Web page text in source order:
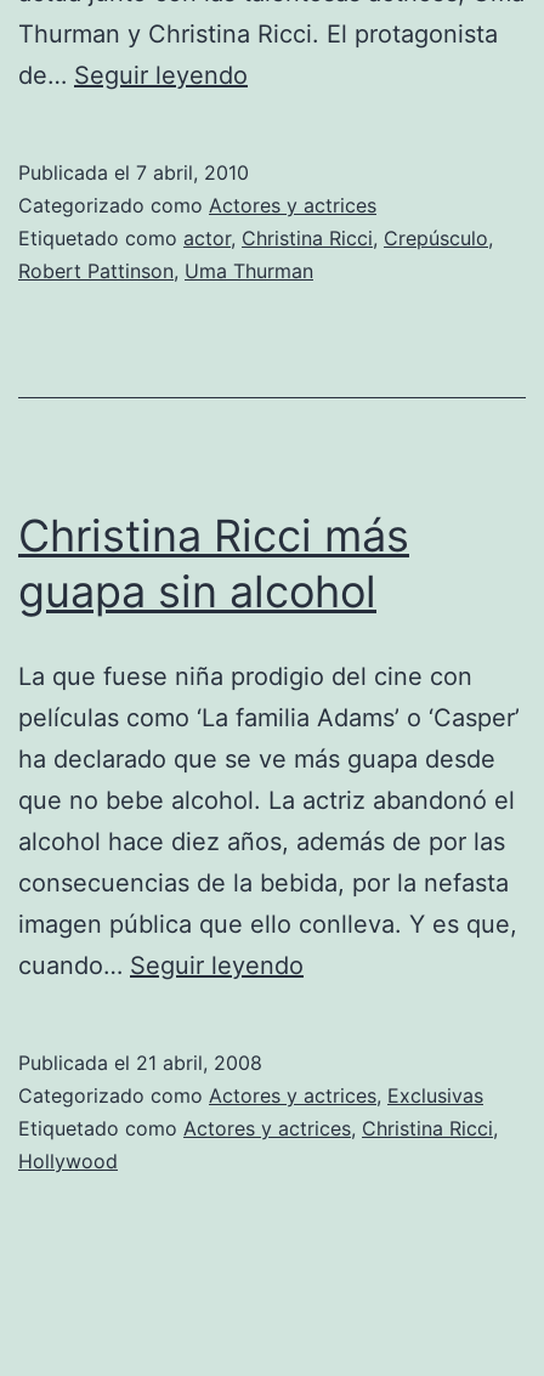
Thurman y Christina Ricci. El protagonista
de… Seguir leyendo
chistera
para
su
Publicada el 7 abril, 2010
Categorizado como Actores y actrices
Etiquetado como actor, Christina Ricci, Crepúsculo,
Robert Pattinson, Uma Thurman
Christina Ricci más
guapa sin alcohol
La que fuese niña prodigio del cine con
películas como ‘La familia Adams’ o ‘Casper’
ha declarado que se ve más guapa desde
que no bebe alcohol. La actriz abandonó el
alcohol hace diez años, además de por las
consecuencias de la bebida, por la nefasta
imagen pública que ello conlleva. Y es que,
cuando… Seguir leyendo
guapa
sin
Publicada el 21 abril, 2008
Categorizado como Actores y actrices, Exclusivas
Etiquetado como Actores y actrices, Christina Ricci,
Hollywood